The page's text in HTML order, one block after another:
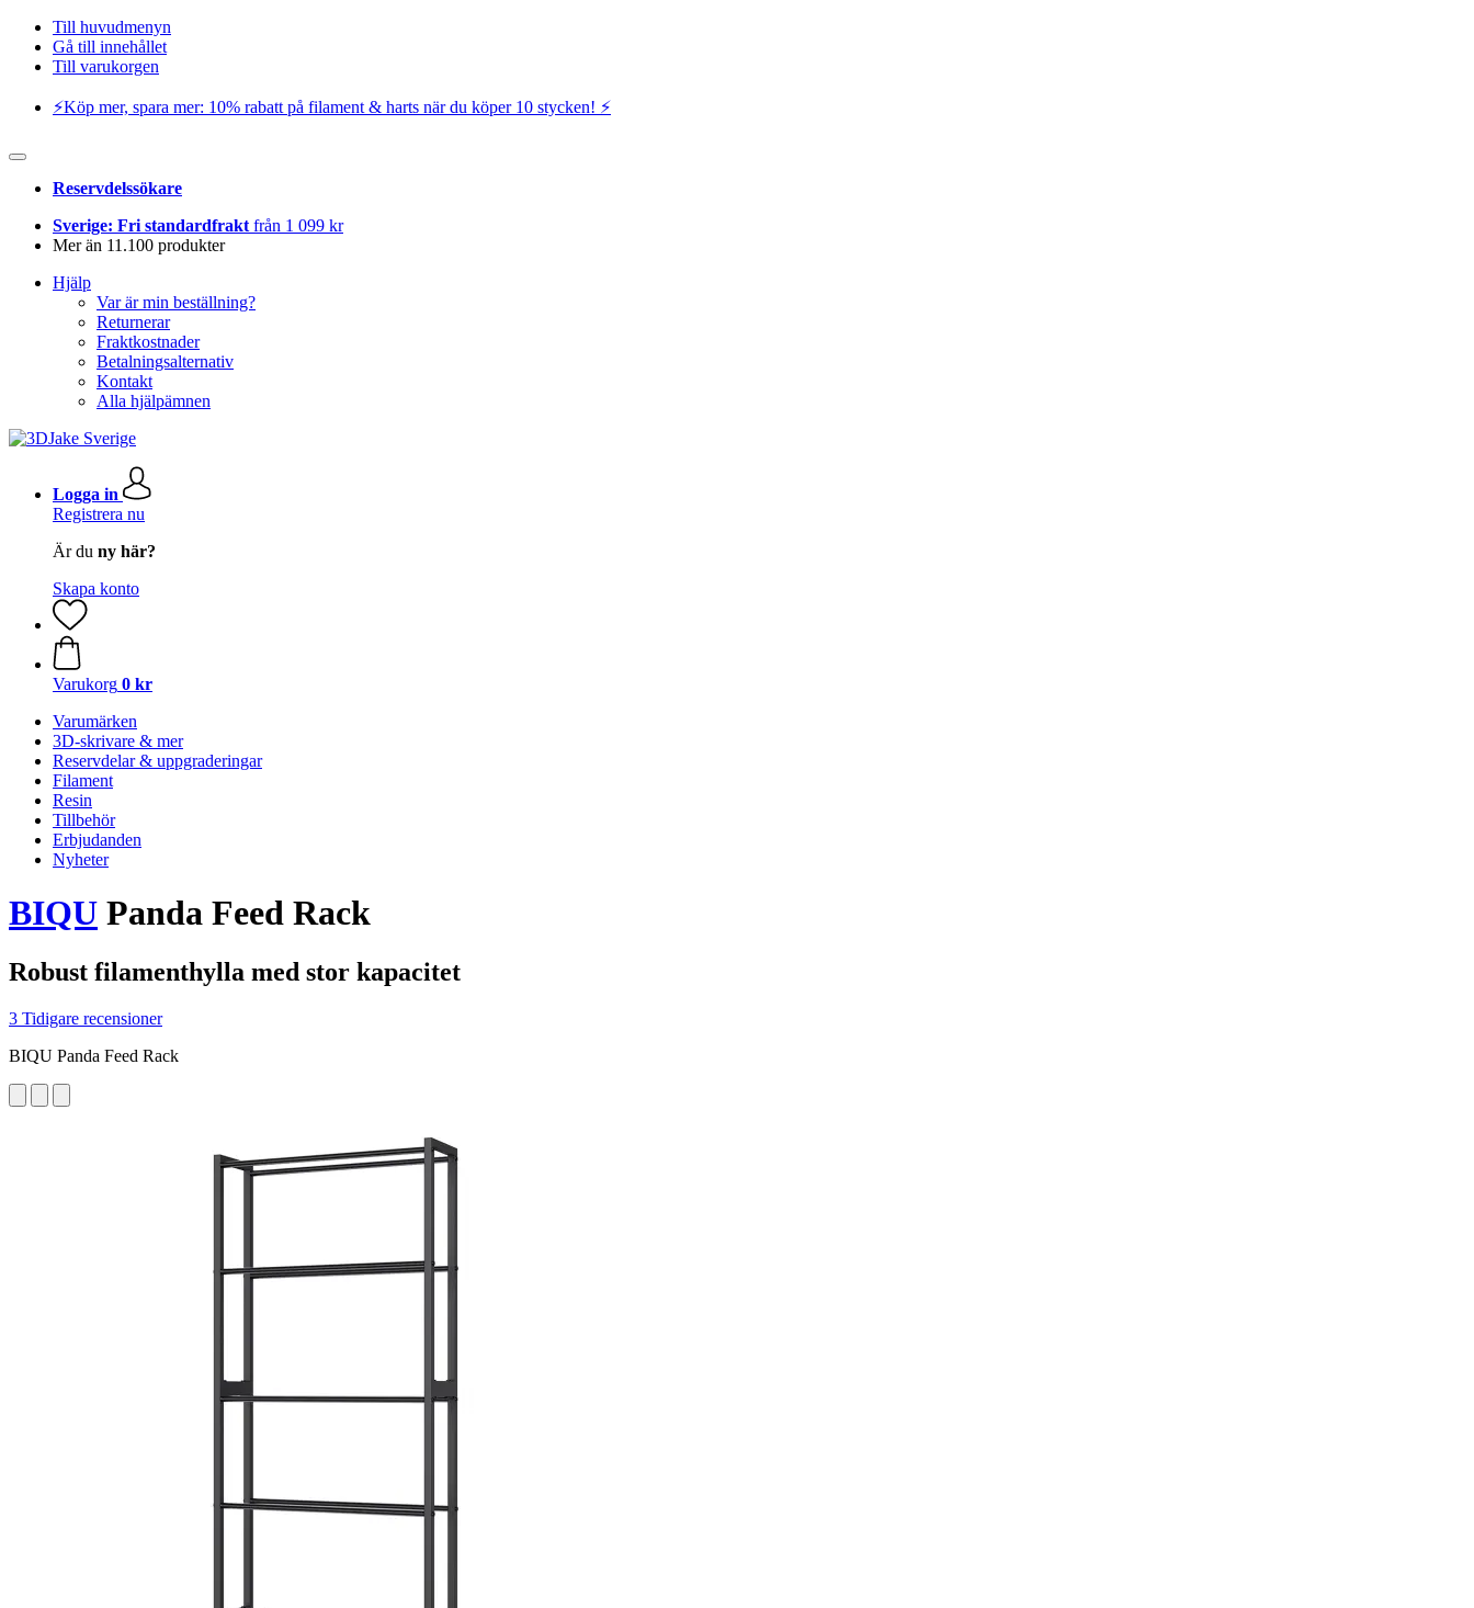
Till huvudmenyn
Gå till innehållet
Till varukorgen
⚡️Köp mer, spara mer: 10% rabatt på filament & harts när du köper 10 stycken! ⚡️
Reservdelssökare
Sverige: Fri standardfrakt från 1 099 kr
Mer än 11.100 produkter
Hjälp
Var är min beställning?
Returnerar
Fraktkostnader
Betalningsalternativ
Kontakt
Alla hjälpämnen
Logga in
Registrera nu
Är du ny här?
Skapa konto
Varukorg 0 kr
Varumärken
3D-skrivare & mer
Reservdelar & uppgraderingar
Filament
Resin
Tillbehör
Erbjudanden
Nyheter
BIQU Panda Feed Rack
Robust filamenthylla med stor kapacitet
3 Tidigare recensioner
BIQU Panda Feed Rack